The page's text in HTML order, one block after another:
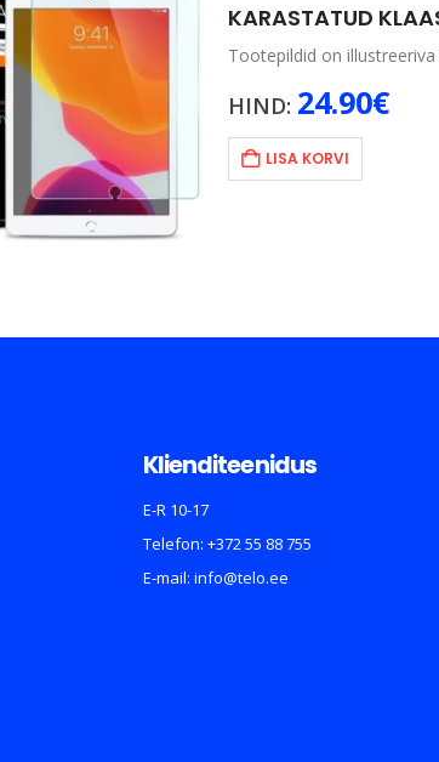
KARASTATUD
Tootepildid on
HIND: 24.90€
LISA KORVI
Klienditeenidus
E-R 10-17
Telefon: +372 55 88 755
E-mail: info@telo.ee